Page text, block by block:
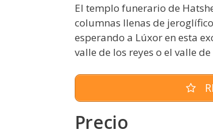
El templo funerario de
columnas llenas de
esperando a Lúxor en esta
valle de los reyes o el valle
Precio